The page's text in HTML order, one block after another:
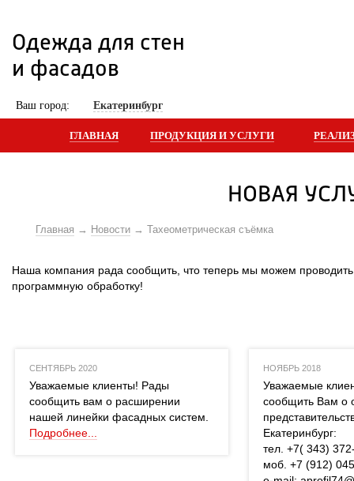
Одежда для стен
и фасадов
Ваш город: Екатеринбург
ГЛАВНАЯ ПРОДУКЦИЯ И УСЛУГИ
НОВАЯ
Главная Новости Тахеометрическая съёмка
Наша компания рада сообщить, что теперь мы можем
программную обработку!
СЕНТЯБРЬ 2020
Уважаемые клиенты! Рады
сообщить вам о расширении
нашей линейки фасадных систем.
Подробнее...
НОЯБРЬ 2018
Уважаемые
сообщить Вам о
Екатеринбург:
тел. +7( 343)
моб. +7 (912)